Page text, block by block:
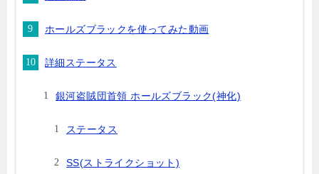
ホールズブラックを使ってみた動画
詳細ステータス
銀河盗賊団首領 ホールズブラック(神化)
ステータス
SS(ストライクショット)